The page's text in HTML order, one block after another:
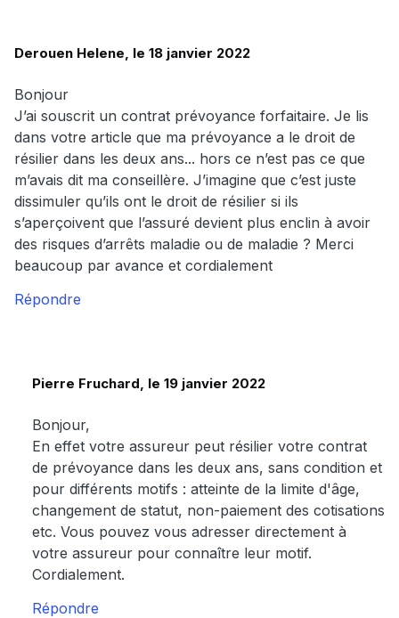
Derouen Helene, le 18 janvier 2022
Bonjour
J’ai souscrit un contrat prévoyance forfaitaire. Je lis
dans votre article que ma prévoyance a le droit de
résilier dans les deux ans... hors ce n’est pas ce que
m’avais dit ma conseillère. J’imagine que c’est juste
dissimuler qu’ils ont le droit de résilier si ils
s’aperçoivent que l’assuré devient plus enclin à avoir
des risques d’arrêts maladie ou de maladie ? Merci
beaucoup par avance et cordialement
Répondre
Pierre Fruchard, le 19 janvier 2022
Bonjour,
En effet votre assureur peut résilier votre contrat
de prévoyance dans les deux ans, sans condition et
pour différents motifs : atteinte de la limite d'âge,
changement de statut, non-paiement des cotisations
etc. Vous pouvez vous adresser directement à
votre assureur pour connaître leur motif.
Cordialement.
Répondre